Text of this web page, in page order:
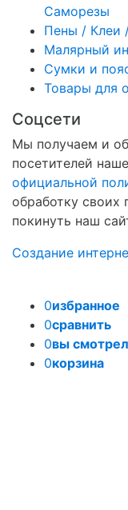
Саморезы
Пены / Клеи
Малярный
Сумки и
Товары для
Соцсети
Мы получаем и
посетителей
официальной
обработку своих
покинуть наш
Создание
0избранное
0сравнить
0вы
0корзина